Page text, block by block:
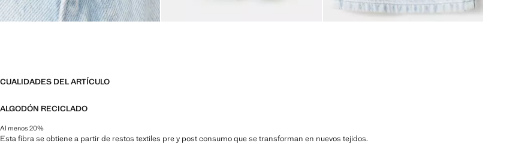
CUALIDADES DEL ARTÍCULO
ALGODÓN RECICLADO
Al menos 20%
Esta fibra se obtiene a partir de restos textiles pre y post consumo que se transforman en nuevos tejidos.